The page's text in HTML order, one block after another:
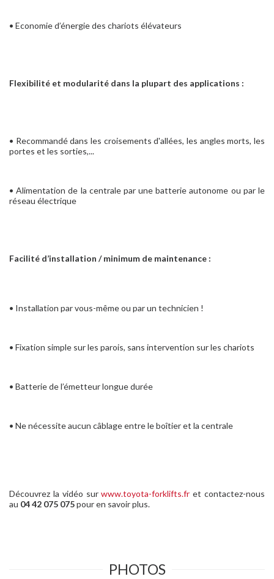
• Economie d’énergie des chariots élévateurs
Flexibilité et modularité dans la plupart des applications :
• Recommandé dans les croisements d'allées, les angles morts, les
portes et les sorties,...
• Alimentation de la centrale par une batterie autonome ou par le
réseau électrique
Facilité d’installation / minimum de maintenance :
• Installation par vous-même ou par un technicien !
• Fixation simple sur les parois, sans intervention sur les chariots
• Batterie de l’émetteur longue durée
• Ne nécessite aucun câblage entre le boîtier et la centrale
Découvrez la vidéo surwww.toyota-forklifts.fr et contactez-nous
au 04 42 075 075pour en savoir plus.
PHOTOS